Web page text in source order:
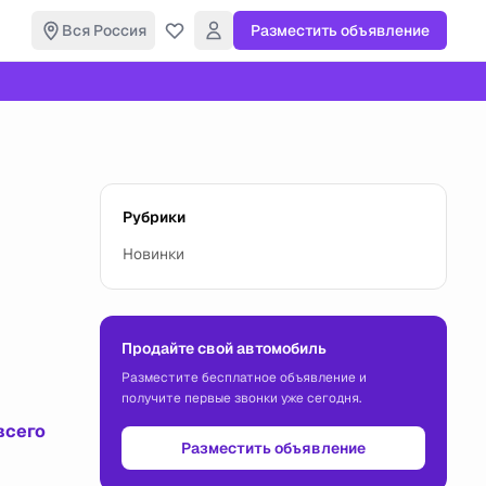
Вся Россия Разместить объявление
Рубрики
Новинки
Продайте свой автомобиль
Разместите бесплатное объявление и
получите первые звонки уже сегодня.
Разместить объявление